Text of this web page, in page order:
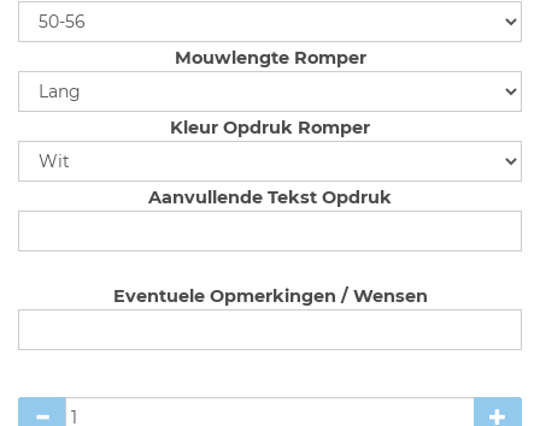
Mouwlengte Romper
Kleur Opdruk Romper
Aanvullende Tekst Opdruk
Eventuele Opmerkingen / Wensen